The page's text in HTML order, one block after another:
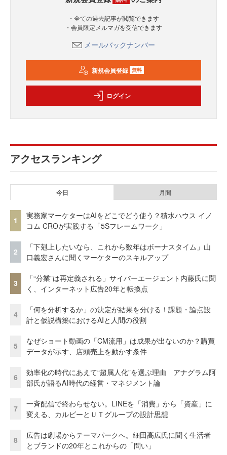
・全ての過去記事が閲覧できます
・会員限定メルマガを受信できます
メールバックナンバー
新規会員登録 無料
ログイン
アクセスランキング
今日 月間
1
実務家マーケターはAIをどこでどう使う？積水ハウス イノ
コム CROが実践する「5Sフレームワーク」
2
「下剋上したいなら、これから数年はボーナスタイム」山
口義宏さんに聞くマーケターのスキルアップ
3
「“分業”は再定義される」サイバーエージェント内藤氏に聞
く、インターネット広告20年と転換点
4
「何を分析するか」の決定が結果を分ける！課題・論点設
計と仮説構築におけるAIと人間の役割
5
なぜショート動画の「CM流用」は成果が出ないのか？購買
データが示す、店頭売上を動かす条件
6
効率化の時代にあえて“超属人化”を選ぶ理由 アナグラム阿
部氏が語るAI時代の経営・マネジメント論
7
一斉配信で終わらせない。LINEを「消費」から「資産」に
変える、カルビーとＵＴグループの設計思想
8
広告は劇場からテーマパークへ。細田高広氏に聞く生活者
とブランドの20年とこれからの「問い」